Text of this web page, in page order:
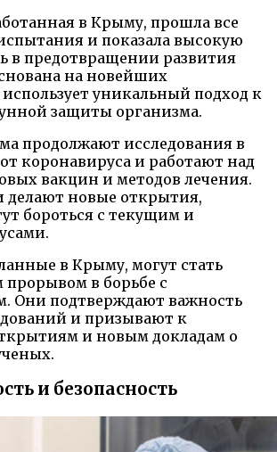
в Крыму, прошла все
и показала высокую
в предотвращении развития
на новейших
уникальный подход к
защиты организма.
продолжают исследования в
коронавируса и работают над
вакцин и методов лечения.
делают новые открытия,
бороться с текущим и
в Крыму, могут стать
в борьбе с
Они подтверждают важность
и призывают к
и новым докладам о
и безопасность